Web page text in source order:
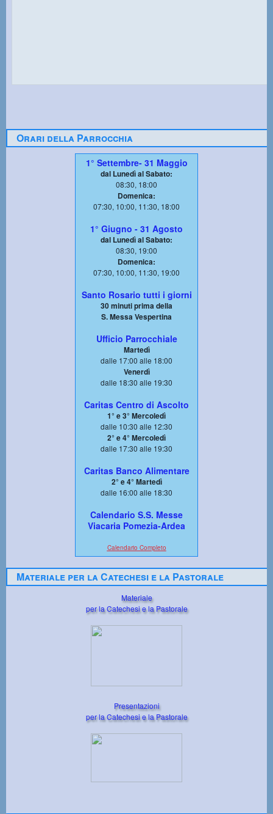
Orari della Parrocchia
1° Settembre- 31 Maggio
dal Lunedì al Sabato:
08:30, 18:00
Domenica:
07:30, 10:00, 11:30, 18:00
1° Giugno - 31 Agosto
dal Lunedì al Sabato:
08:30, 19:00
Domenica:
07:30, 10:00, 11:30, 19:00
Santo Rosario tutti i giorni
30 minuti prima della
S. Messa Vespertina
Ufficio Parrocchiale
Martedì
dalle 17:00 alle 18:00
Venerdì
dalle 18:30 alle 19:30
Caritas Centro di Ascolto
1° e 3° Mercoledì
dalle 10:30 alle 12:30
2° e 4° Mercoledì
dalle 17:30 alle 19:30
Caritas Banco Alimentare
2° e 4° Martedì
dalle 16:00 alle 18:30
Calendario S.S. Messe
Viacaria Pomezia-Ardea
Calendario Completo
Materiale per la Catechesi e la Pastorale
Materiale
per la Catechesi e la Pastorale
Presentazioni
per la Catechesi e la Pastorale